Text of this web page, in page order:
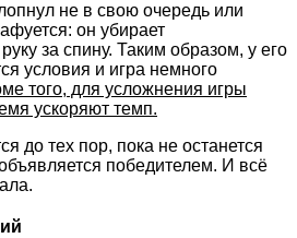
не в свою очередь или
он убирает
за спину. Таким образом, у его
условия и игра немного
того, для усложнения игры
ускоряют темп.
до тех пор, пока не останется
победителем. И всё